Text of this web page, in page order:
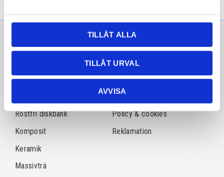
TILLÅT ALLA
TILLÅT URVAL
AVVISA
Kompaktlaminat
Rostfri diskbänk
Komposit
Keramik
Massivträ
Kundtjänst
Frågor & svar
Köpvillkor
Policy & cookies
Reklamation